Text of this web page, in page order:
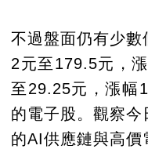
不過盤面仍有少數
2元至179.5元，
至29.25元，漲幅
的電子股。觀察
的AI供應鏈與高